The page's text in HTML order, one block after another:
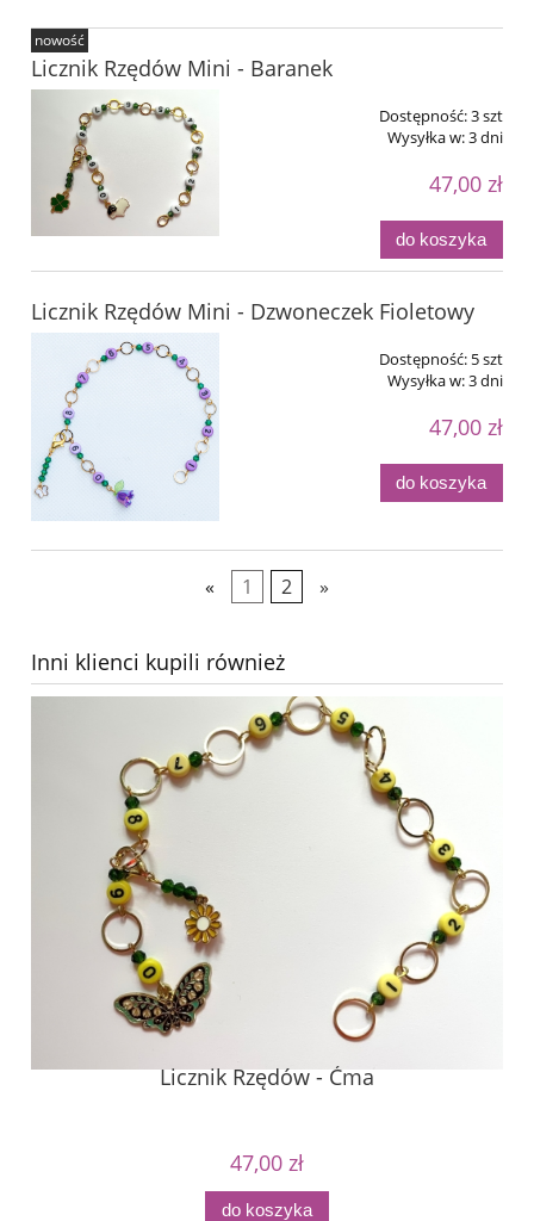
Licznik Rzędów Mini - Baranek
Dostępność:3 szt
Wysyłka w:3 dni
47,00 zł
do koszyka
nowość
Licznik Rzędów Mini - Dzwoneczek Fioletowy
Dostępność: 5 szt
Wysyłka w:3 dni
47,00 zł
do koszyka
« 1 2 »
Inni klienci kupili również
Licznik Rzędów - Ćma
47,00 zł
do koszyka